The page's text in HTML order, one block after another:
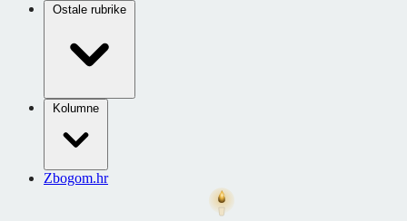
Ostale rubrike
Kolumne
Zbogom.hr